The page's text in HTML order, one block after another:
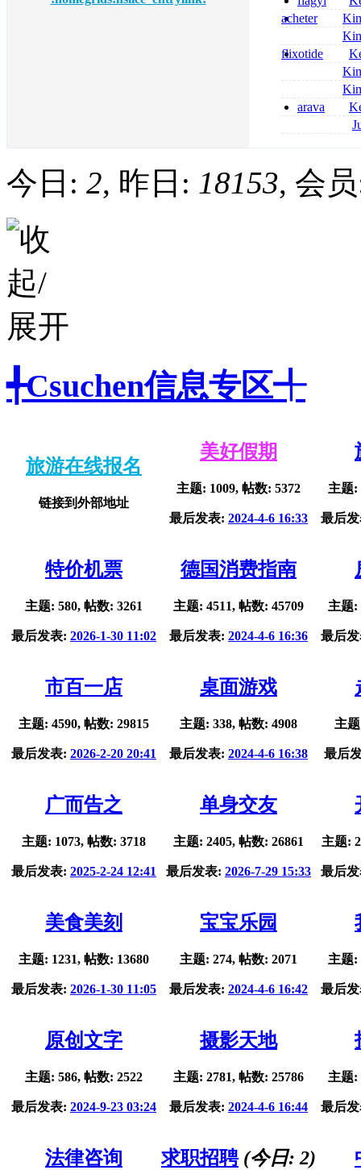
online
acheter
nolvadex
nolvadex
flixotide
junior kaufen
métronidazole
2026
coumadin
arava
kaufen
今日: 2, 昨日: 18153, 会
╃Csuchen信息专区╃
旅游在线报名
链接到外部地址
美好假期
主题: 1009, 帖数: 5372
最后发表: 2024-4-6 16:33
主题:
最后
特价机票
主题: 580, 帖数: 3261
最后发表: 2026-1-30 11:02
德国消费指南
主题: 4511, 帖数: 45709
最后发表: 2024-4-6 16:36
主题:
最后
市百一店
主题: 4590, 帖数: 29815
最后发表: 2026-2-20 20:41
桌面游戏
主题: 338, 帖数: 4908
最后发表: 2024-4-6 16:38
主
最后
广而告之
主题: 1073, 帖数: 3718
最后发表: 2025-2-24 12:41
单身交友
主题: 2405, 帖数: 26861
最后发表: 2026-7-29 15:33
主题:
最后
美食美刻
主题: 1231, 帖数: 13680
最后发表: 2026-1-30 11:05
宝宝乐园
主题: 274, 帖数: 2071
最后发表: 2024-4-6 16:42
主题:
最后
原创文字
主题: 586, 帖数: 2522
最后发表: 2024-9-23 03:24
摄影天地
主题: 2781, 帖数: 25786
最后发表: 2024-4-6 16:44
主题:
最后
法律咨询 求职招聘(今日: 2)